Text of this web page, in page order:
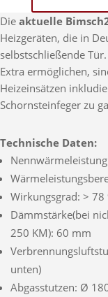
Die aktuelle
Heizgeräten, die in
selbstschließende
Extra ermöglichen,
Heizeinsätzen
Schornsteinfeger zu
Technische Daten:
Wirkungsgrad: > 78
Dämmstärke(bei
250 KM): 60 mm
unten)
Abgasstutzen: Ø